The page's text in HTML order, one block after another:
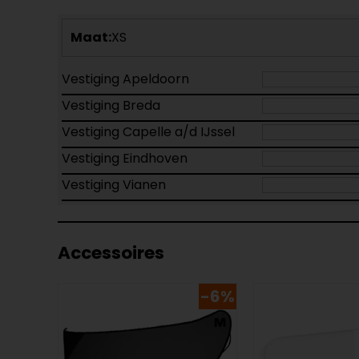
Maat:XS
Vestiging Apeldoorn
Vestiging Breda
Vestiging Capelle a/d IJssel
Vestiging Eindhoven
Vestiging Vianen
Accessoires
-6%